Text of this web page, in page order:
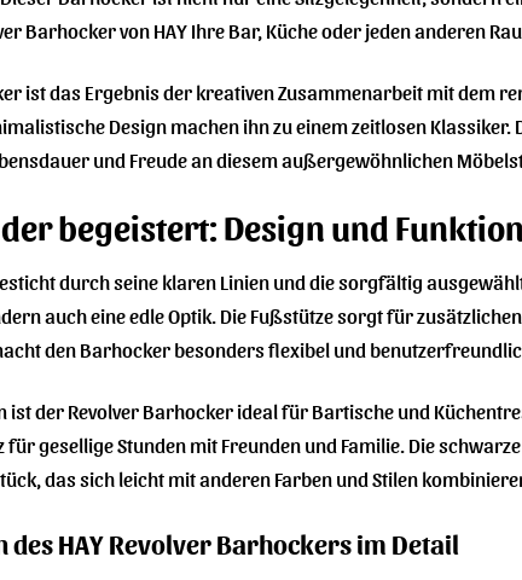
Barhocker von HAY Ihre Bar, Küche oder jeden anderen
ist das Ergebnis der kreativen Zusammenarbeit mit dem
Design machen ihn zu einem zeitlosen
und Freude an diesem außergewöhnlichen
begeistert: Design und
durch seine klaren Linien und die sorgfältig
auch eine edle Optik. Die Fußstütze sorgt für
den Barhocker besonders flexibel und
ist der Revolver Barhocker ideal für Bartische und
gesellige Stunden mit Freunden und Familie. Die
das sich leicht mit anderen Farben und Stilen
des HAY Revolver Barhockers im Detail